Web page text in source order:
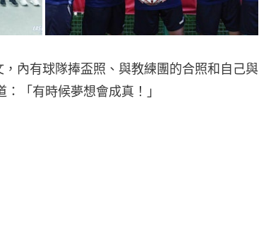
內有球隊捧盃照、與教練團的合照和自己與
「有時候夢想會成真！」